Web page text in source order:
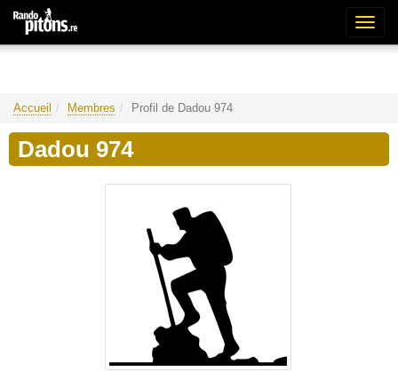
Accueil Membres Profil de Dadou 974
Dadou 974